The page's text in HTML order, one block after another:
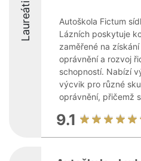
Laureáti
Autoškola Fictum
Lázních poskytuje
zaměřené na
oprávnění a rozvoj
schopností. Nabízí
výcvik pro různé
oprávnění, přičemž
9.1